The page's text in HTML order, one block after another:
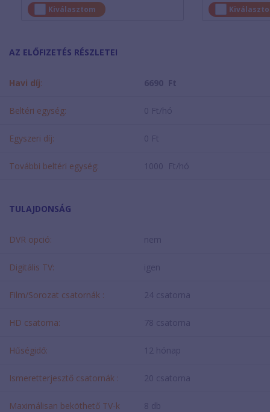
Kiválasztom
AZ ELŐFIZETÉS RÉSZLETEI
Havi díj: 6690 Ft
Beltéri egység: 0 Ft/hó
Egyszeri díj: 0 Ft
További beltéri egység: 1000 Ft/hó
TULAJDONSÁG
DVR opció: nem
Digitális TV: igen
Film/Sorozat csatornák : 24 csatorna
HD csatorna: 78 csatorna
Hűségidő: 12 hónap
Ismeretterjesztő csatornák : 20 csatorna
Maximálisan beköthető TV-k
8 db